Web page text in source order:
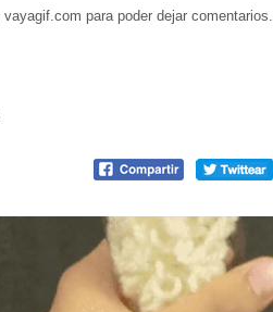
para poder dejar comentarios.